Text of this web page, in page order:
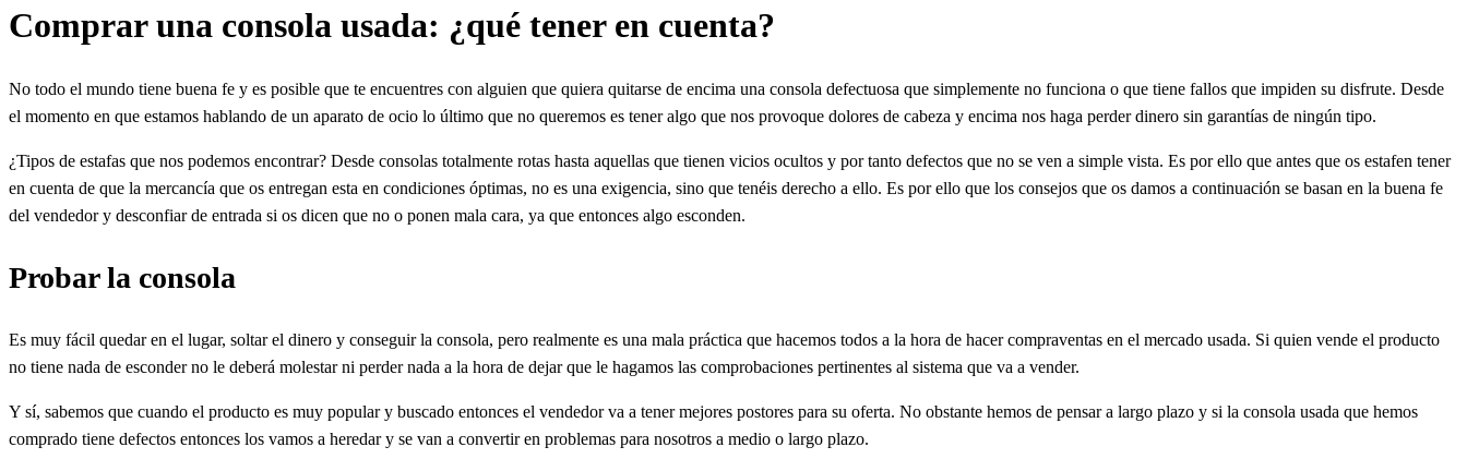
Comprar una consola usada: ¿qué tener en cuenta?
No todo el mundo tiene buena fe y es posible que te encuentres con alguien que quiera quitarse de encima una consola defectuosa que simplemente no funciona o que tiene fallos que impiden su disfrute. Desde
el momento en que estamos hablando de un aparato de ocio lo último que no queremos es tener algo que nos provoque dolores de cabeza y encima nos haga perder dinero sin garantías de ningún tipo.
¿Tipos de estafas que nos podemos encontrar? Desde consolas totalmente rotas hasta aquellas que tienen vicios ocultos y por tanto defectos que no se ven a simple vista. Es por ello que antes que os estafen tener
en cuenta de que la mercancía que os entregan esta en condiciones óptimas, no es una exigencia, sino que tenéis derecho a ello. Es por ello que los consejos que os damos a continuación se basan en la buena fe
del vendedor y desconfiar de entrada si os dicen que no o ponen mala cara, ya que entonces algo esconden.
Probar la consola
Es muy fácil quedar en el lugar, soltar el dinero y conseguir la consola, pero realmente es una mala práctica que hacemos todos a la hora de hacer compraventas en el mercado usada. Si quien vende el producto
no tiene nada de esconder no le deberá molestar ni perder nada a la hora de dejar que le hagamos las comprobaciones pertinentes al sistema que va a vender.
Y sí, sabemos que cuando el producto es muy popular y buscado entonces el vendedor va a tener mejores postores para su oferta. No obstante hemos de pensar a largo plazo y si la consola usada que hemos
comprado tiene defectos entonces los vamos a heredar y se van a convertir en problemas para nosotros a medio o largo plazo.